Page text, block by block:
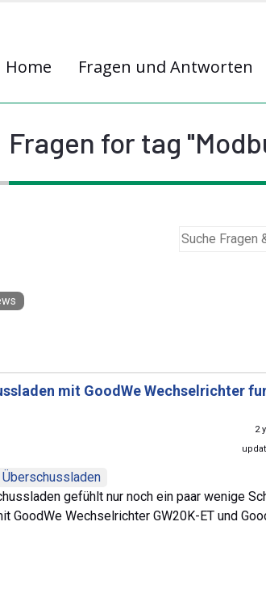
Home Fragen und Antworten
Fragen for tag
mit GoodWe Wechselrichter
2
Überschussladen
gefühlt nur noch ein paar wenige
Wechselrichter GW20K-ET und